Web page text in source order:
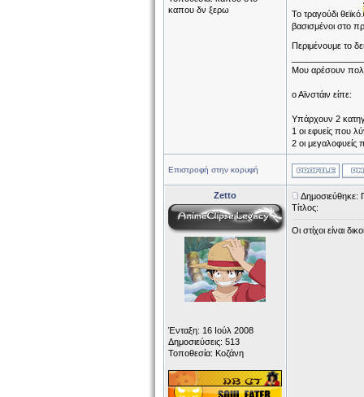
καπου δν ξερω
Το τραγούδι θεϊκό.
βασισμένοι στο
Περιμένουμε το
Μου αρέσουν πολύ
ο Αϊνστάιν είπε:
Υπάρχουν 2
1 οι εφυείς που
2 οι μεγαλοφυείς
Επιστροφή στην κορυφή
Zetto
Ένταξη: 16 Ιούλ 2008
Δημοσιεύσεις: 513
Τοποθεσία: Κοζάνη
Δημοσιεύθηκε:
Τίτλος:
Οι στίχοι είναι